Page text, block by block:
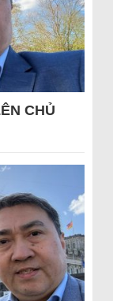
CHỦ